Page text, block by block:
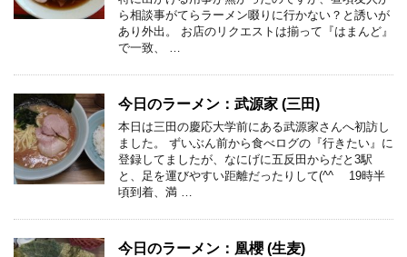
ら相談事がてらラーメン啜りに行かない？と誘いが
あり外出。 お店のリクエストは揃って『はまんど』
で一致、 …
今日のラーメン：武源家 (三田)
本日は三田の慶応大学前にある武源家さんへ初訪し
ました。 ずいぶん前から食べログの『行きたい』に
登録してましたが、なにげに五反田からだと3駅
と、足を運びやすい距離だったりして(^^ゞ 19時半
頃到着、満 …
今日のラーメン：凰櫻 (生麦)